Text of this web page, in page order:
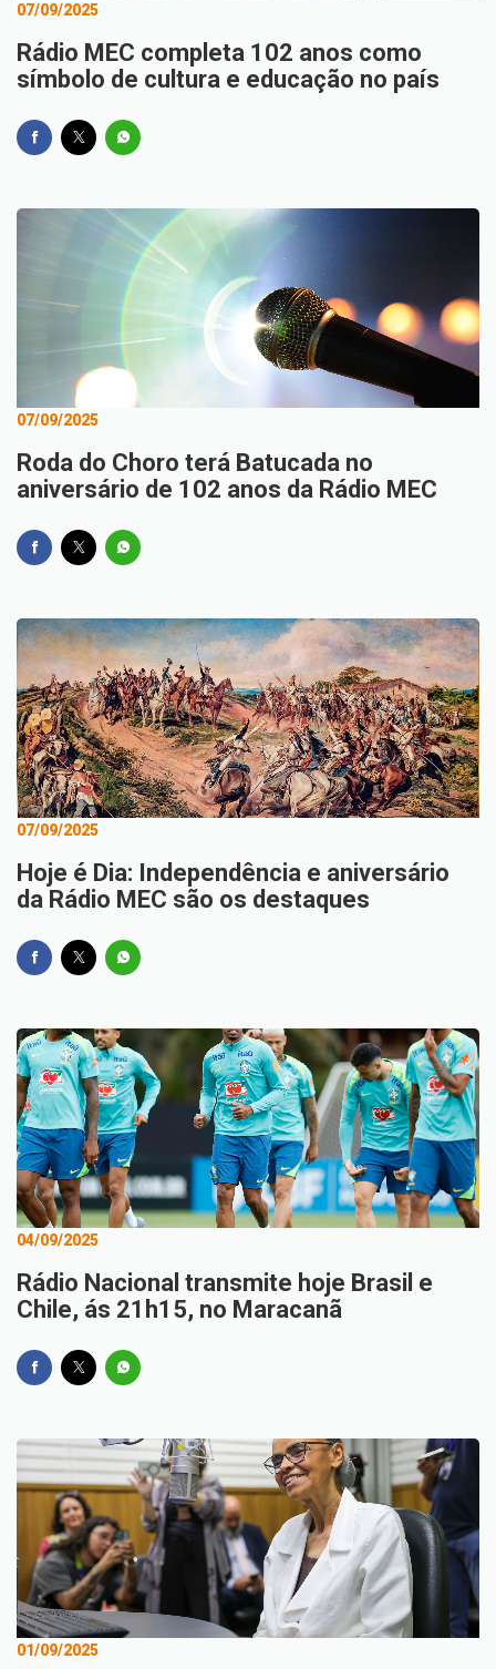
07/09/2025
Rádio MEC completa 102 anos como
símbolo de cultura e educação no país
07/09/2025
Roda do Choro terá Batucada no
aniversário de 102 anos da Rádio MEC
07/09/2025
Hoje é Dia: Independência e aniversário
da Rádio MEC são os destaques
04/09/2025
Rádio Nacional transmite hoje Brasil e
Chile, ás 21h15, no Maracanã
01/09/2025